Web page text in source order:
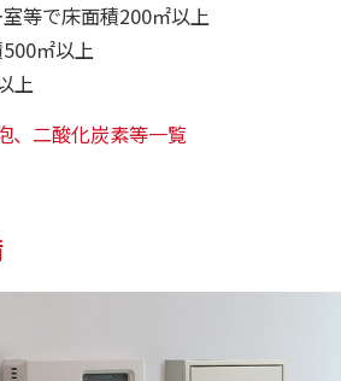
等で床面積200㎡以上
㎡以上
上
、二酸化炭素等一覧